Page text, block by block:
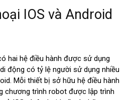
IOS và Android
hai hệ điều hành được sử dụng
động có tỷ lệ người sử dụng nhiều
Mỗi thiết bị sở hữu hệ điều hành
chương trình robot được lập trình